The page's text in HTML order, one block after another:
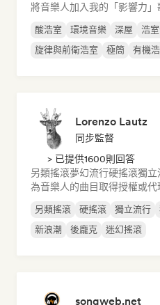
將音樂人加入我的「影響力」
酸浩室 環境音樂 深屋 浩
旋律與前衛浩室
極簡 有機
Lorenzo Lautz
同步監督
> 已提供1600則回答
另類搖滾夢幻流行硬搖滾獨立
為音樂人的曲目取得授權或
另類搖滾 硬搖滾 獨立流行
新浪潮
後龐克 迷幻搖滾
songweb.net